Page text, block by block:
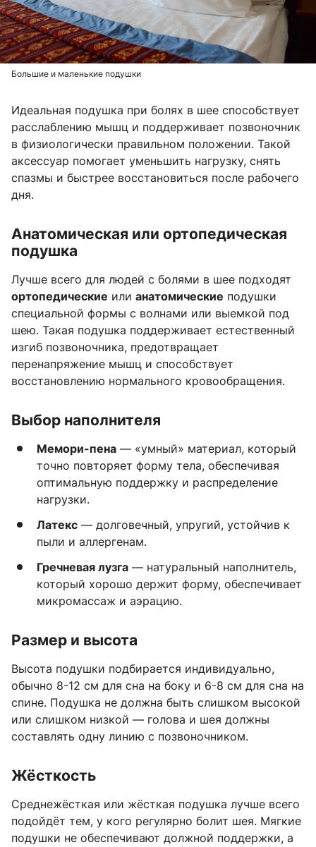
Большие и маленькие подушки
Идеальная подушка при болях в шее способствует
расслаблению мышц и поддерживает позвоночник
в физиологически правильном положении. Такой
аксессуар помогает уменьшить нагрузку, снять
спазмы и быстрее восстановиться после рабочего
дня.
Анатомическая или ортопедическая
подушка
Лучше всего для людей с болями в шее подходят
ортопедические или анатомические подушки
специальной формы с волнами или выемкой под
шею. Такая подушка поддерживает естественный
изгиб позвоночника, предотвращает
перенапряжение мышц и способствует
восстановлению нормального кровообращения.
Выбор наполнителя
Мемори-пена — «умный» материал, который
точно повторяет форму тела, обеспечивая
оптимальную поддержку и распределение
нагрузки.
Латекс — долговечный, упругий, устойчив к
пыли и аллергенам.
Гречневая лузга — натуральный наполнитель,
который хорошо держит форму, обеспечивает
микромассаж и аэрацию.
Размер и высота
Высота подушки подбирается индивидуально,
обычно 8-12 см для сна на боку и 6-8 см для сна на
спине. Подушка не должна быть слишком высокой
или слишком низкой — голова и шея должны
составлять одну линию с позвоночником.
Жёсткость
Среднежёсткая или жёсткая подушка лучше всего
подойдёт тем, у кого регулярно болит шея. Мягкие
подушки не обеспечивают должной поддержки, а